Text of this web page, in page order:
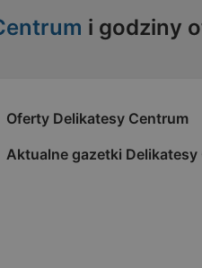
i godziny
Oferty Delikatesy Centrum
Aktualne gazetki Delikatesy